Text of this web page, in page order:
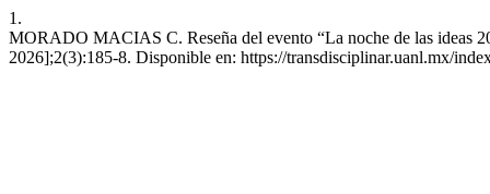
1.
MORADO MACIAS C. Reseña del evento “La noche de las ideas
2026];2(3):185-8. Disponible en: https://transdisciplinar.uanl.mx/